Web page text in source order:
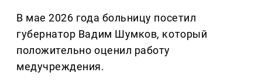
В мае 2026 года больницу посетил
губернатор Вадим Шумков, который
положительно оценил работу
медучреждения.